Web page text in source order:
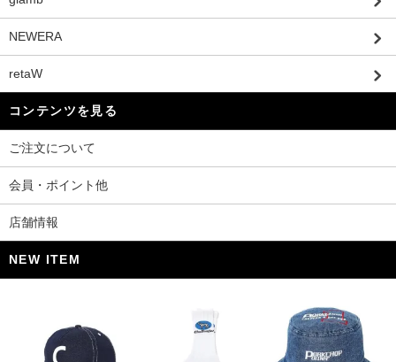
NEWERA
retaW
コンテンツを見る
ご注文について
会員・ポイント他
店舗情報
NEW ITEM